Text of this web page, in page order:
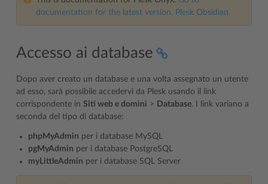
documentation for the latest version, Plesk Obsidian.
Accesso ai database
Dopo aver creato un database e una volta assegnato un utente
ad esso, sarà possibile accedervi da Plesk usando il link
corrispondente in Siti web e domini > Database. I link variano a
seconda del tipo di database:
phpMyAdmin per i database MySQL
pgMyAdmin per i database PostgreSQL
myLittleAdmin per i database SQL Server